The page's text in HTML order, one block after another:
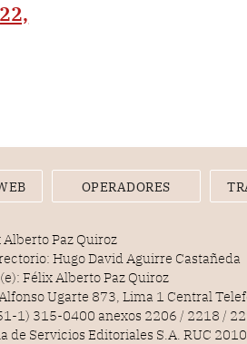
OPERADORES
Paz Quiroz
Hugo David Aguirre Castañeda
Félix Alberto Paz Quiroz
Ugarte 873, Lima 1 Central
1) 315-0400 anexos 2206 / 2218 /
de Servicios Editoriales S.A. RUC